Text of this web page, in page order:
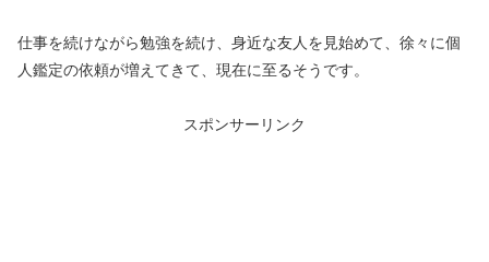
仕事を続けながら勉強を続け、身近な友人を見始めて、徐々に個
人鑑定の依頼が増えてきて、現在に至るそうです。
スポンサーリンク